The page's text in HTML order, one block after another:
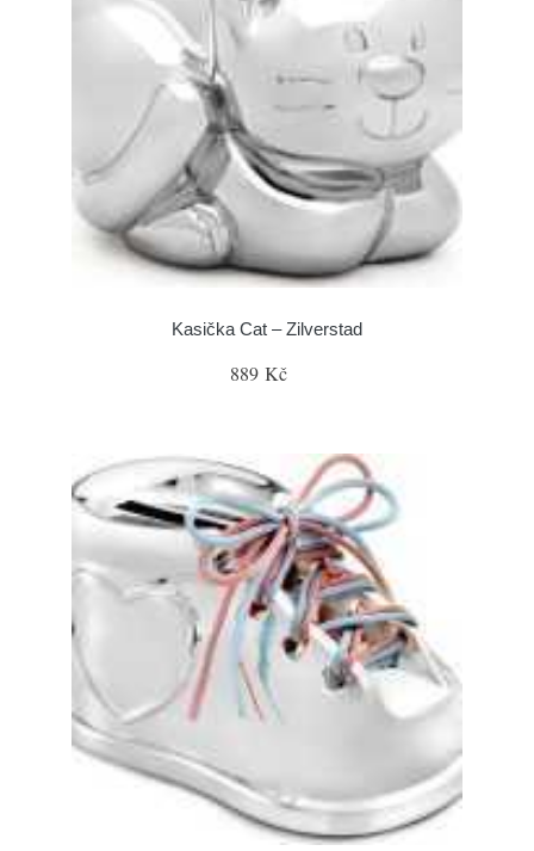
Kasička Cat – Zilverstad
889 Kč